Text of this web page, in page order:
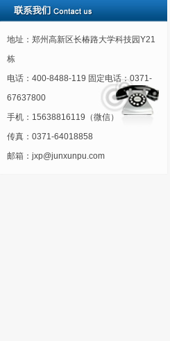
地址：郑州高新区长椿路大学科技园Y21
栋
电话：400-8488-119 固定电话：0371-
67637800
手机：15638816119（微信）
传真：0371-64018858
邮箱：jxp@junxunpu.com